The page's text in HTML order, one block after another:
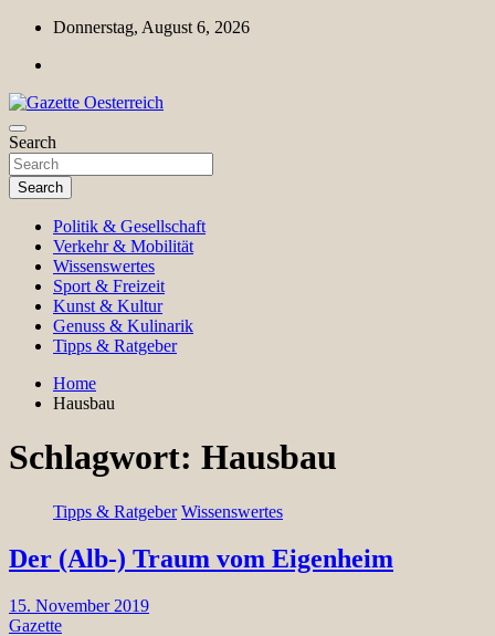
Skip
content
Donnerstag, August 6, 2026
Gazette Oesterreich
Magazin für Freizeit, Politik, Kultur & Wissenschaft
Search
Search
Politik & Gesellschaft
Verkehr & Mobilität
Wissenswertes
Sport & Freizeit
Kunst & Kultur
Genuss & Kulinarik
Tipps & Ratgeber
Home
Hausbau
Schlagwort: Hausbau
Tipps & Ratgeber Wissenswertes
Der (Alb-) Traum vom Eigenheim
15. November 2019
Gazette